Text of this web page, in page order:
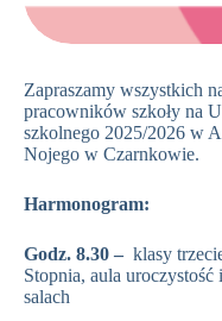
Zapraszamy wszystkich
pracowników szkoły na
szkolnego 2025/2026 w
Nojego w Czarnkowie.
Harmonogram:
Godz. 8.30 – klasy
Stopnia, aula
salach